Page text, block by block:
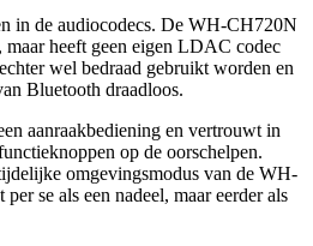
in de audiocodecs. De WH-CH720N
heeft geen eigen LDAC codec
wel bedraad gebruikt worden en
Bluetooth draadloos.
aanraakbediening en vertrouwt in
op de oorschelpen.
omgevingsmodus van de WH-
se als een nadeel, maar eerder als